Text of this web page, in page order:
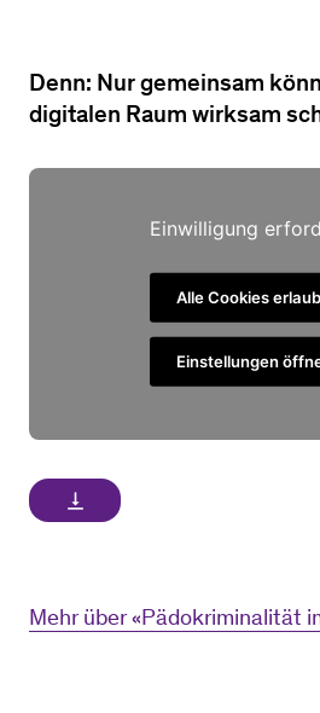
Denn: Nur gemeinsam
digitalen Raum wirksam
Einwilligung
Alle Cookies
Einstellungen
vertical_align_bottom
Mehr über «Pädokriminalität